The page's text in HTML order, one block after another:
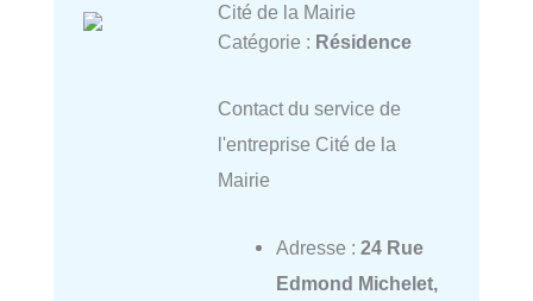
Cité de la Mairie
Catégorie : Résidence
Contact du service de
l'entreprise Cité de la
Mairie
Adresse : 24 Rue
Edmond Michelet,